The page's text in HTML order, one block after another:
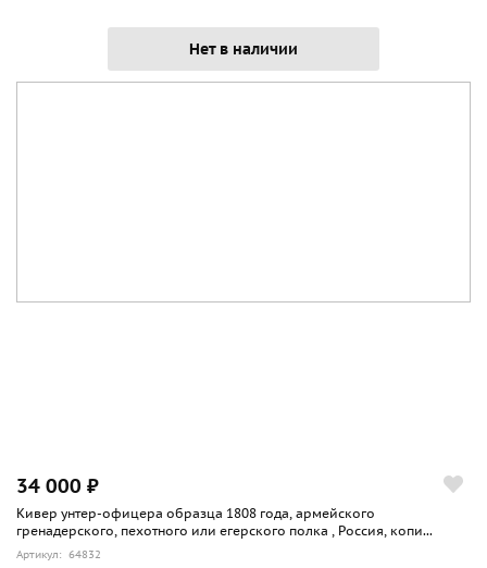
Нет в наличии
34 000 ₽
Кивер унтер-офицера образца 1808 года, армейского
гренадерского, пехотного или егерского полка , Россия, копи...
Артикул: 64832